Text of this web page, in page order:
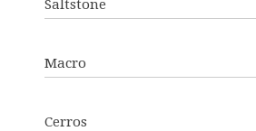
Saltstone
Macro
Cerros